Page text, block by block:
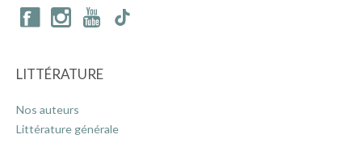
LITTÉRATURE
Nos auteurs
Littérature générale